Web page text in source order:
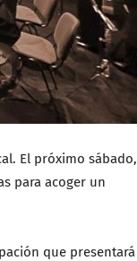
El próximo sábado,
para acoger un
que presentará